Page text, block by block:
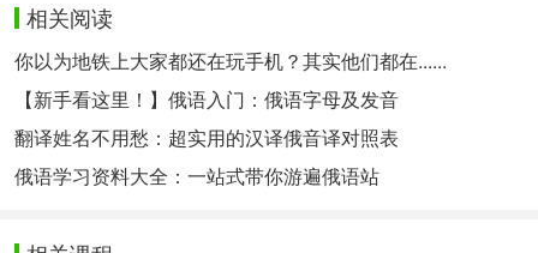
相关阅读
你以为地铁上大家都还在玩手机？其实他们都在......
【新手看这里！】俄语入门：俄语字母及发音
翻译姓名不用愁：超实用的汉译俄音译对照表
俄语学习资料大全：一站式带你游遍俄语站